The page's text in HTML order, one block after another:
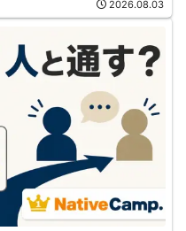
2026.08.03